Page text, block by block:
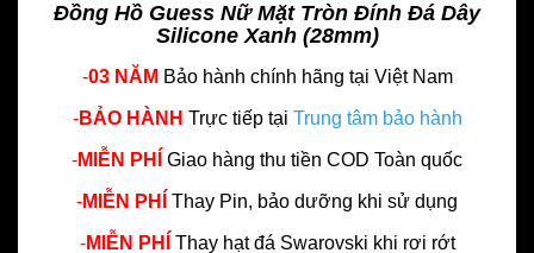
Đồng Hồ Guess Nữ Mặt Tròn Đính Đá Dây
Silicone Xanh (28mm)
-03 NĂM Bảo hành chính hãng tại Việt Nam
-BẢO HÀNH Trực tiếp tại Trung tâm bảo hành
-MIỄN PHÍ Giao hàng thu tiền COD Toàn quốc
-MIỄN PHÍ Thay Pin, bảo dưỡng khi sử dụng
-MIỄN PHÍ Thay hạt đá Swarovski khi rơi rớt